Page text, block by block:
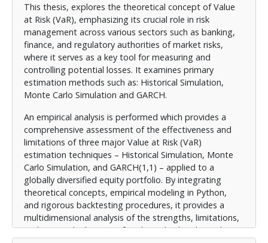
This thesis, explores the theoretical concept of Value
at Risk (VaR), emphasizing its crucial role in risk
management across various sectors such as banking,
finance, and regulatory authorities of market risks,
where it serves as a key tool for measuring and
controlling potential losses. It examines primary
estimation methods such as: Historical Simulation,
Monte Carlo Simulation and GARCH.
An empirical analysis is performed which provides a
comprehensive assessment of the effectiveness and
limitations of three major Value at Risk (VaR)
estimation techniques – Historical Simulation, Monte
Carlo Simulation, and GARCH(1,1) – applied to a
globally diversified equity portfolio. By integrating
theoretical concepts, empirical modeling in Python,
and rigorous backtesting procedures, it provides a
multidimensional analysis of the strengths, limitations,
and practical relevance of each method under real-